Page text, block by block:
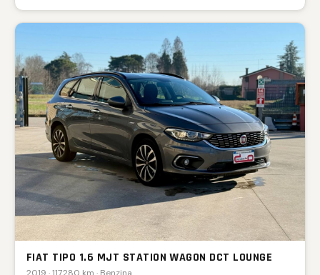
FIAT TIPO 1.6 MJT STATION WAGON DCT LOUNGE
2019 · 117.280 km · Benzina